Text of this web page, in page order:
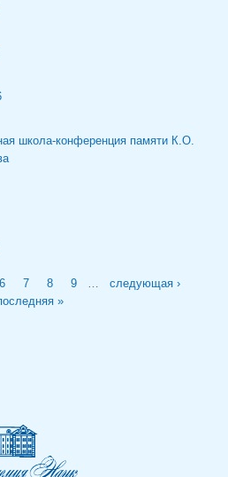
школа-конференция памяти К.О.
6 7 8 9
следующая ›
»